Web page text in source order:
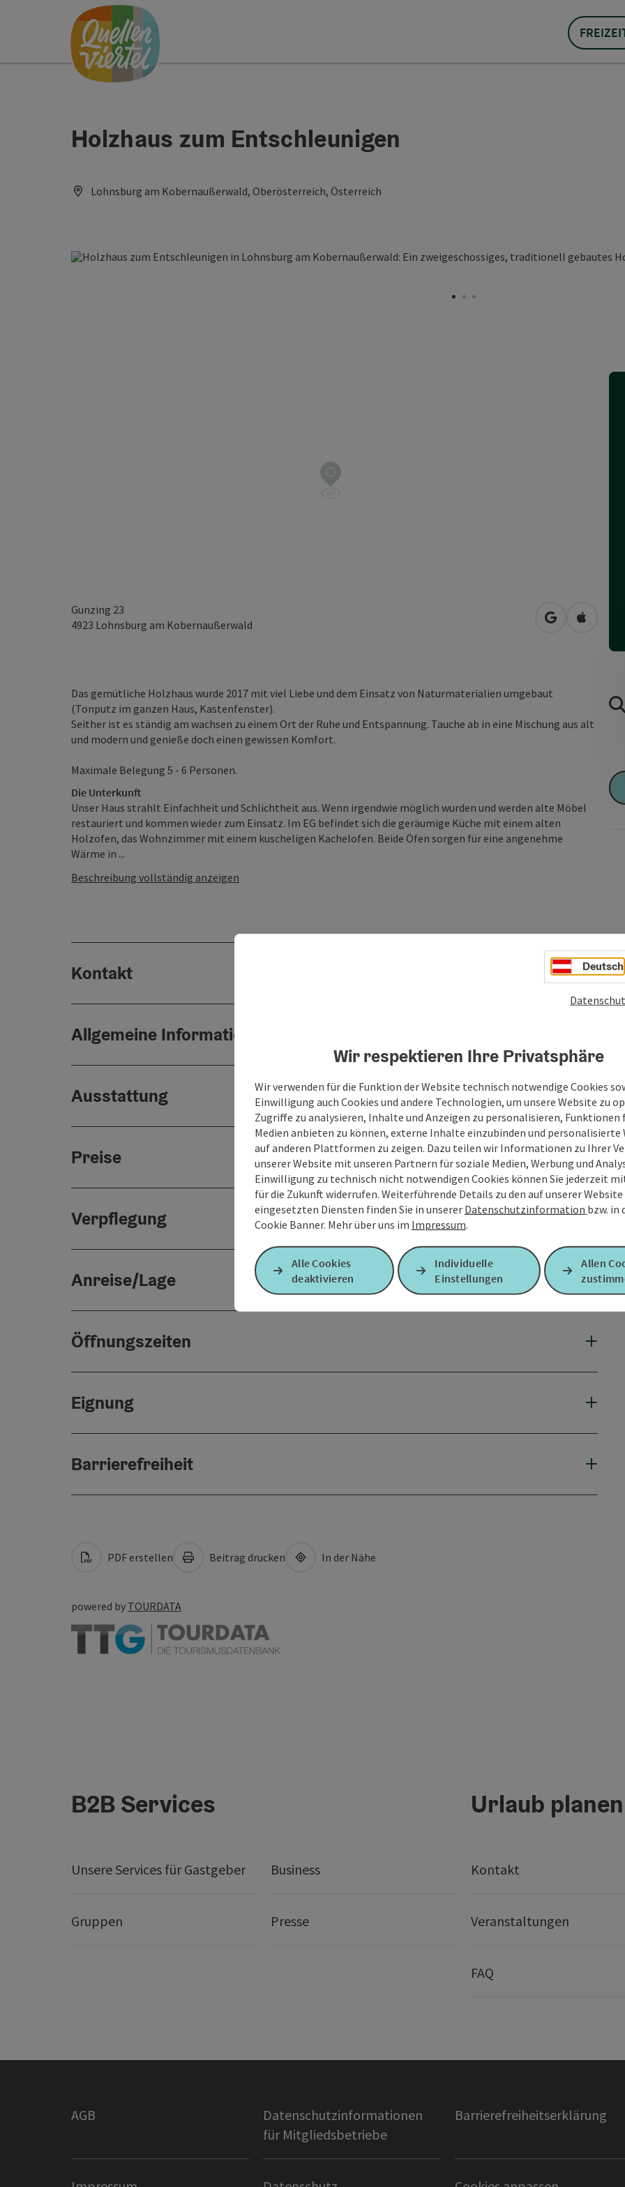
Zum InhaltAccesskey
[0]
Zur NavigationAccesskey
Zum Seitenanfang Accesskey
Holzhaus zum Entschleunigen
Lohnsburg am Kobernaußerwald, Oberösterreich, Österreich
Gunzing 23
4923 Lohnsburg am Kobernaußerwald in Googlein Apple
Das gemütliche Holzhaus wurde 2017 mit viel Liebe und dem Einsatz von Naturmaterialien umgebaut
(Tonputz im ganzen Haus, Kastenfenster).
Seither ist es ständig am wachsen zu einem Ort der Ruhe und Entspannung. Tauche ab in eine Mischung aus alt
und modern und genieße doch einen gewissen Komfort.
Maximale Belegung 5 - 6 Personen.
Die Unterkunft
Unser Haus strahlt Einfachheit und Schlichtheit aus. Wenn irgendwie möglich wurden und werden alte Möbel
restauriert und kommen wieder zum Einsatz. Im EG befindet sich die geräumige Küche mit einem alten
Holzofen, das Wohnzimmer mit einem kuscheligen Kachelofen. Beide Öfen sorgen für eine angenehme
Wärme in ...
Beschreibung vollständig anzeigen
Kontakt
Allgemeine Informationen
Ausstattung
Preise
Verpflegung
Anreise/Lage
Öffnungszeiten
Eignung
Barrierefreiheit
PDF erstellen Beitrag drucken In der Nähe
powered by TOURDATA
B2B Services
Unsere Services für Gastgeber Business
Gruppen Presse
Urlaub
Kontakt
Veranstaltungen
FAQ
AGB
Datenschutzinformationen
für Mitgliedsbetriebe
Barrierefreiheitserklärung
Deutsch
Wir respektieren Ihre Privatsphäre
Wir verwenden für die Funktion der Website technisch notwendige Cookies
Einwilligung auch Cookies und andere Technologien, um unsere Website zu
Zugriffe zu analysieren, Inhalte und Anzeigen zu personalisieren, Funktionen
Medien anbieten zu können, externe Inhalte einzubinden und personalisierte
auf anderen Plattformen zu zeigen. Dazu teilen wir Informationen zu Ihrer
unserer Website mit unseren Partnern für soziale Medien, Werbung und
Einwilligung zu technisch nicht notwendigen Cookies können Sie jederzeit
für die Zukunft widerrufen. Weiterführende Details zu den auf unserer Website
eingesetzten Diensten finden Sie in unserer Datenschutzinformation bzw. in
Cookie Banner. Mehr über uns im Impressum.
Alle Cookies
deaktivieren
Individuelle
Einstellungen
Allen